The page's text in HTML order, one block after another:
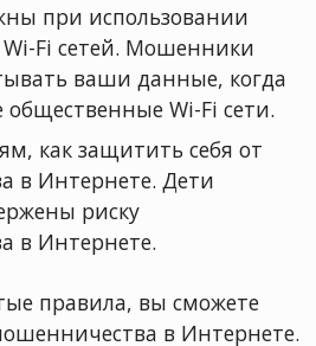
при использовании
Fi сетей. Мошенники
ваши данные, когда
общественные Wi-Fi сети.
как защитить себя от
в Интернете. Дети
риску
в Интернете.
правила, вы сможете
в Интернете.